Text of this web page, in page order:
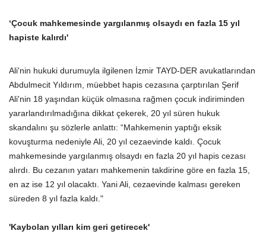
‘Çocuk mahkemesinde yargılanmış olsaydı en fazla 15 yıl
hapiste kalırdı'
Ali'nin hukuki durumuyla ilgilenen İzmir TAYD-DER avukatlarından
Abdulmecit Yıldırım, müebbet hapis cezasına çarptırılan Şerif
Ali'nin 18 yaşından küçük olmasına rağmen çocuk indiriminden
yararlandırılmadığına dikkat çekerek, 20 yıl süren hukuk
skandalını şu sözlerle anlattı: “Mahkemenin yaptığı eksik
kovuşturma nedeniyle Ali, 20 yıl cezaevinde kaldı. Çocuk
mahkemesinde yargılanmış olsaydı en fazla 20 yıl hapis cezası
alırdı. Bu cezanın yatarı mahkemenin takdirine göre en fazla 15,
en az ise 12 yıl olacaktı. Yani Ali, cezaevinde kalması gereken
süreden 8 yıl fazla kaldı."
'Kaybolan yılları kim geri getirecek'